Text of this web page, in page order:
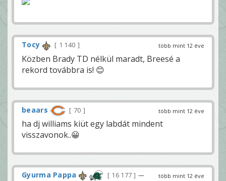
több mint 12 éve
Tocy 1 140
Közben Brady TD nélkül maradt, Breesé a
rekord továbbra is! 😊
több mint 12 éve
beaars 70
ha dj williams kiüt egy labdát mindent
visszavonok..😀
több mint 12 éve
Gyurma Pappa 16 177
—